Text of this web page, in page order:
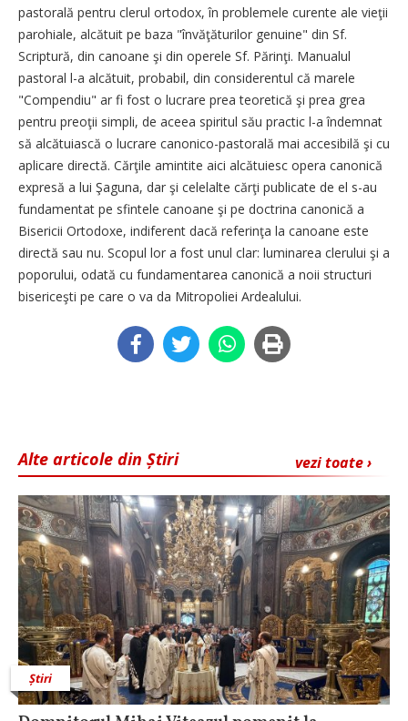
pastorală pentru clerul ortodox, în problemele curente ale vieţii
parohiale, alcătuit pe baza "învăţăturilor genuine" din Sf.
Scriptură, din canoane şi din operele Sf. Părinţi. Manualul
pastoral l-a alcătuit, probabil, din considerentul că marele
"Compendiu" ar fi fost o lucrare prea teoretică şi prea grea
pentru preoţii simpli, de aceea spiritul său practic l-a îndemnat
să alcătuiască o lucrare canonico-pastorală mai accesibilă şi cu
aplicare directă. Cărţile amintite aici alcătuiesc opera canonică
expresă a lui Şaguna, dar şi celelalte cărţi publicate de el s-au
fundamentat pe sfintele canoane şi pe doctrina canonică a
Bisericii Ortodoxe, indiferent dacă referinţa la canoane este
directă sau nu. Scopul lor a fost unul clar: luminarea clerului şi a
poporului, odată cu fundamentarea canonică a noii structuri
bisericeşti pe care o va da Mitropoliei Ardealului.
vezi toate ›
Alte articole din Știri
Știri